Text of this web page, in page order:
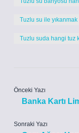
Tuzlu su ile
Tuzlu suda hangi tuz
Önceki Yazı
Banka Kartı
Sonraki Yazı